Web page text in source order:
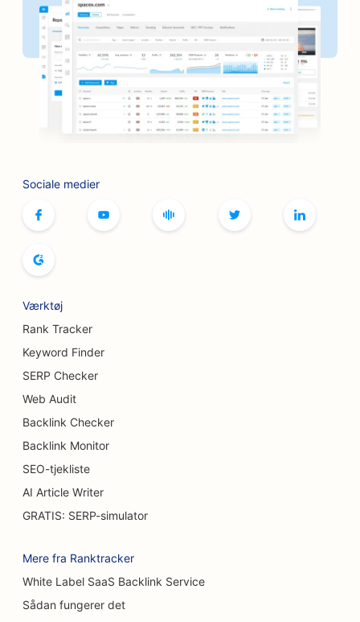
SEO for banker
SEO for boghandlere
SEO for grillbarer
SEO til brætspilscaféer
SEO for butikker
SEO for brødbagerier
SEO for brystforstørrelsesydelser
SEO for buffetrestauranter
SEO til burgerbiler
SEO for bilforhandlere
SEO for brandsårskirurger
SEO for uformelle restauranter
Sociale medier
Værktøj
Rank Tracker
Keyword Finder
SERP Checker
Web Audit
Backlink Checker
Backlink Monitor
SEO-tjekliste
AI Article Writer
GRATIS: SERP-simulator
Mere fra Ranktracker
White Label SaaS Backlink Service
Sådan fungerer det